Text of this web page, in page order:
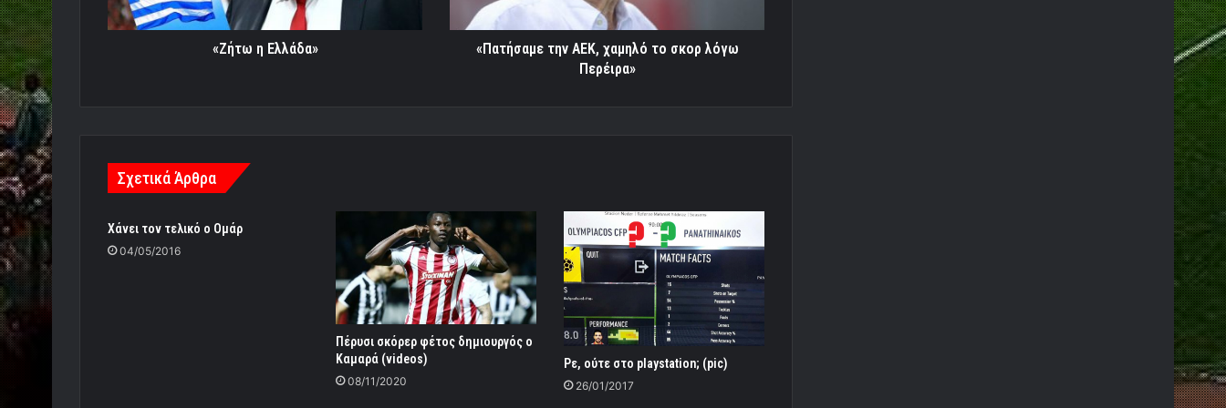
«Ζήτω η Ελλάδα»
Περέιρα»
«Πατήσαμε την ΑΕΚ, χαμηλό το σκορ λόγω
Περέιρα»
Σχετικά Άρθρα
Xάνει τον τελικό ο Ομάρ
04/05/2016
Πέρυσι σκόρερ φέτος δημιουργός ο
Καμαρά (videos)
08/11/2020
Ρε, ούτε στο playstation; (pic)
26/01/2017